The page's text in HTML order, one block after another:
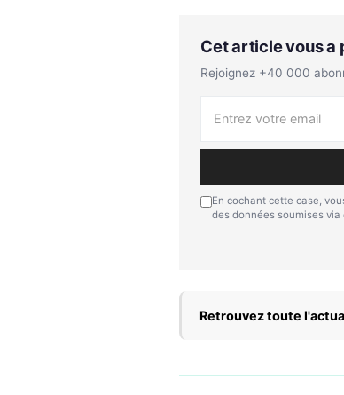
Cet article vous a
Rejoignez +40 000
En cochant cette case,
des données soumises via
Retrouvez toute